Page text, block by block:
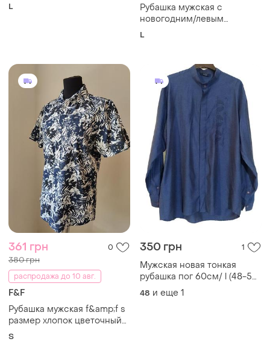
L
Рубашка мужская с
новогодним/левым
принтом primark l
L
361 грн 0
380 грн
распродажа до 10 авг.
F&F
Рубашка мужская f&amp;f s
размер хлопок цветочный
принт
S
350 грн 1
Мужская новая тонкая
рубашка пог 60см/ l (48-50)
for men синяя с вышивкой
48 и еще 1